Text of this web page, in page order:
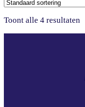
Toont alle 4 resultaten